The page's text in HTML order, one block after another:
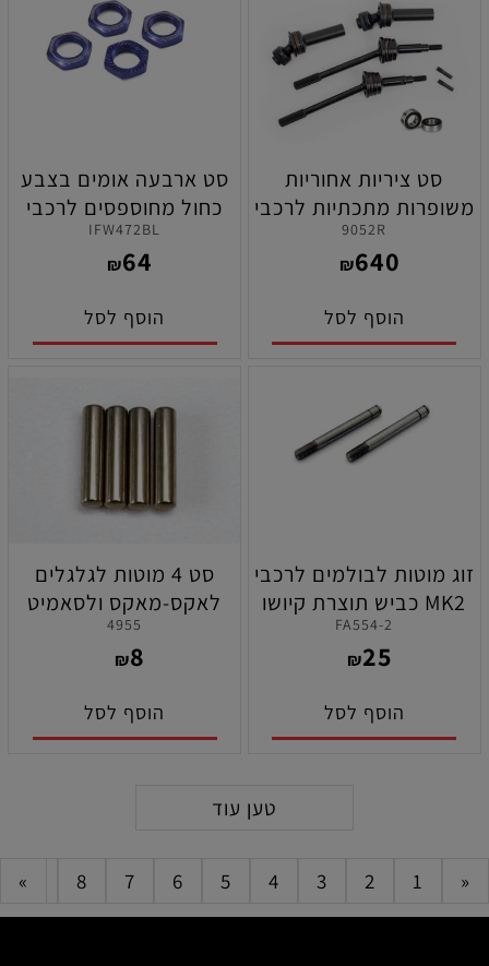
סט ציריות אחוריות
משופרות מתכתיות לרכבי
טרקסס ( בשימוש עם מקט
9052R
₪640
הוסף לסל
סט ארבעה אומים בצבע
כחול מחוספסים לרכבי
MP10E / MP10Te / MP9
IFW472BL
₪64
הוסף לסל
זוג מוטות לבולמים לרכבי
MK2 כביש תוצרת קיושו
FA554-2
₪25
הוסף לסל
סט 4 מוטות לגלגלים
לאקס-מאקס ולסאמיט
תוצרת טרקסס
4955
₪8
הוסף לסל
טען עוד
«
1
2
3
4
5
6
7
8
»